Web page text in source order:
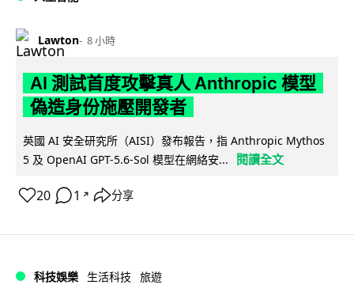
Lawton 8 小時
AI 測試首度攻擊真人 Anthropic 模型
偽造身份施壓開發者
英國 AI 安全研究所（AISI）發布報告，指 Anthropic Mythos
5 及 OpenAI GPT-5.6-Sol 模型在網絡安...
閱讀全文
20 1 ↗ 分享
科技娛樂 生活科技 旅遊